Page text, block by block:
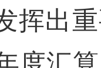
挥出